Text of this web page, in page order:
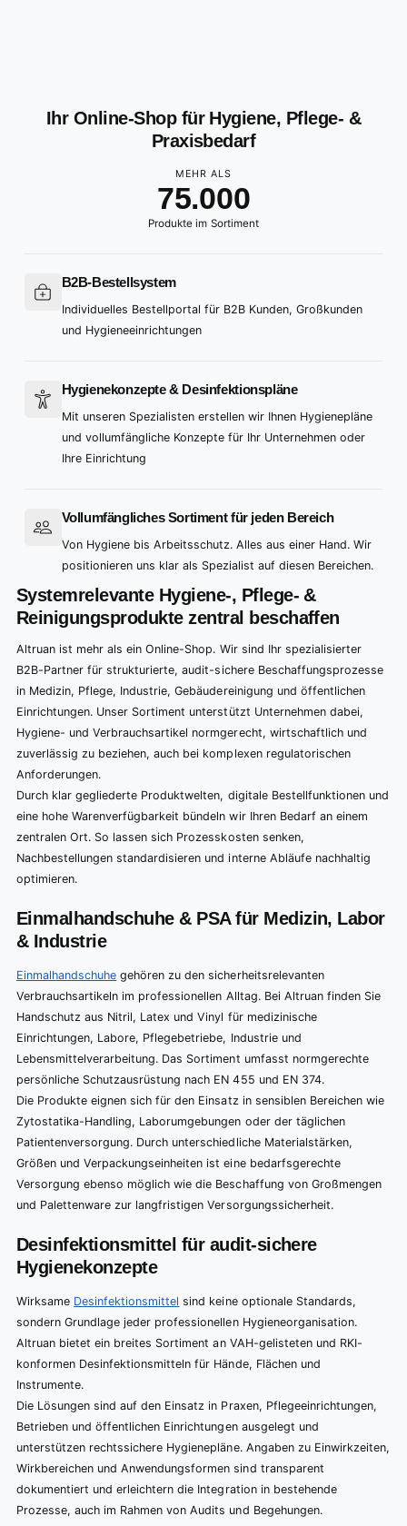
Ihr Online-Shop für Hygiene, Pflege- &
Praxisbedarf
MEHR ALS
4
5
7
8
2
3
4
5
6
8
9
.0
1
4
6
7
8
0
1
4
6
7
8
0
1
4
6
7
8
Produkte im Sortiment
B2B-Bestellsystem
Individuelles Bestellportal für B2B Kunden, Großkunden
und Hygieneeinrichtungen
Hygienekonzepte & Desinfektionspläne
Mit unseren Spezialisten erstellen wir Ihnen Hygienepläne
und vollumfängliche Konzepte für Ihr Unternehmen oder
Ihre Einrichtung
Vollumfängliches Sortiment für jeden Bereich
Von Hygiene bis Arbeitsschutz. Alles aus einer Hand. Wir
positionieren uns klar als Spezialist auf diesen Bereichen.
Systemrelevante Hygiene-, Pflege- &
Reinigungsprodukte zentral beschaffen
Altruan ist mehr als ein Online-Shop. Wir sind Ihr spezialisierter
B2B-Partner für strukturierte, audit-sichere Beschaffungsprozesse
in Medizin, Pflege, Industrie, Gebäudereinigung und öffentlichen
Einrichtungen. Unser Sortiment unterstützt Unternehmen dabei,
Hygiene- und Verbrauchsartikel normgerecht, wirtschaftlich und
zuverlässig zu beziehen, auch bei komplexen regulatorischen
Anforderungen.
Durch klar gegliederte Produktwelten, digitale Bestellfunktionen und
eine hohe Warenverfügbarkeit bündeln wir Ihren Bedarf an einem
zentralen Ort. So lassen sich Prozesskosten senken,
Nachbestellungen standardisieren und interne Abläufe nachhaltig
optimieren.
Einmalhandschuhe & PSA für Medizin, Labor
& Industrie
Einmalhandschuhe gehören zu den sicherheitsrelevanten
Verbrauchsartikeln im professionellen Alltag. Bei Altruan finden Sie
Handschutz aus Nitril, Latex und Vinyl für medizinische
Einrichtungen, Labore, Pflegebetriebe, Industrie und
Lebensmittelverarbeitung. Das Sortiment umfasst normgerechte
persönliche Schutzausrüstung nach EN 455 und EN 374.
Die Produkte eignen sich für den Einsatz in sensiblen Bereichen wie
Zytostatika-Handling, Laborumgebungen oder der täglichen
Patientenversorgung. Durch unterschiedliche Materialstärken,
Größen und Verpackungseinheiten ist eine bedarfsgerechte
Versorgung ebenso möglich wie die Beschaffung von Großmengen
und Palettenware zur langfristigen Versorgungssicherheit.
Desinfektionsmittel für audit-sichere
Hygienekonzepte
Wirksame Desinfektionsmittel sind keine optionale Standards,
sondern Grundlage jeder professionellen Hygieneorganisation.
Altruan bietet ein breites Sortiment an VAH-gelisteten und RKI-
konformen Desinfektionsmitteln für Hände, Flächen und
Instrumente.
Die Lösungen sind auf den Einsatz in Praxen, Pflegeeinrichtungen,
Betrieben und öffentlichen Einrichtungen ausgelegt und
unterstützen rechtssichere Hygienepläne. Angaben zu Einwirkzeiten,
Wirkbereichen und Anwendungsformen sind transparent
dokumentiert und erleichtern die Integration in bestehende
Prozesse, auch im Rahmen von Audits und Begehungen.